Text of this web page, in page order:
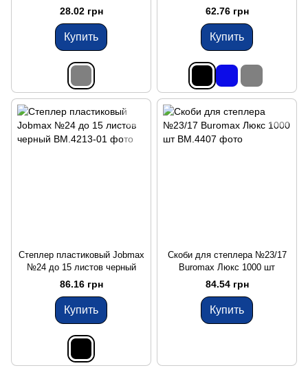
28.02 грн
Купить
черный
62.76 грн
Купить
Степлер пластиковый Jobmax
№24 до 15 листов черный
86.16 грн
Купить
Скоби для степлера №23/17
Buromax Люкс 1000 шт
84.54 грн
Купить